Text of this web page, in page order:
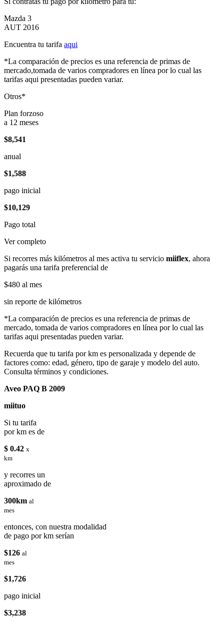
Mazda 3
AUT 2016
Encuentra tu tarifa aqui
*La comparación de precios es una referencia de primas de
mercado,tomada de varios compradores en línea por lo cual las
tarifas aqui presentadas pueden variar.
Otros*
Plan forzoso
a 12 meses
$8,541
anual
$1,588
pago inicial
$10,129
Pago total
Ver completo
Si recorres más kilómetros al mes activa tu servicio miiflex, ahora
pagarás una tarifa preferencial de
$480 al mes
sin reporte de kilómetros
*La comparación de precios es una referencia de primas de
mercado, tomada de varios compradores en línea por lo cual las
tarifas aqui presentadas pueden variar.
Recuerda que tu tarifa por km es personalizada y depende de
factores como: edad, género, tipo de garaje y modelo del auto.
Consulta términos y condiciones.
Aveo PAQ B 2009
miituo
Si tu tarifa
por km es de
$ 0.42 x
km
y recorres un
aproximado de
300km al
mes
entonces, con nuestra modalidad
de pago por km serían
$126 al
mes
$1,726
pago inicial
$3,238